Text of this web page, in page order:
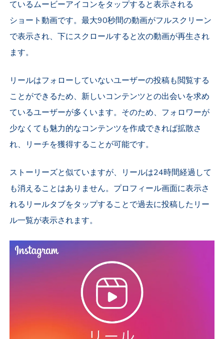
ているムービーアイコンをタップすると表示される
ショート動画です。最大90秒間の動画がフルスクリーン
で表示され、下にスクロールすると次の動画が再生され
ます。
リールはフォローしていないユーザーの投稿も閲覧する
ことができるため、新しいコンテンツとの出会いを求め
ているユーザーが多くいます。そのため、フォロワーが
少なくても魅力的なコンテンツを作成できれば拡散さ
れ、リーチを獲得することが可能です。
ストーリーズと似ていますが、リールは24時間経過して
も消えることはありません。プロフィール画面に表示さ
れるリールタブをタップすることで過去に投稿したリー
ル一覧が表示されます。